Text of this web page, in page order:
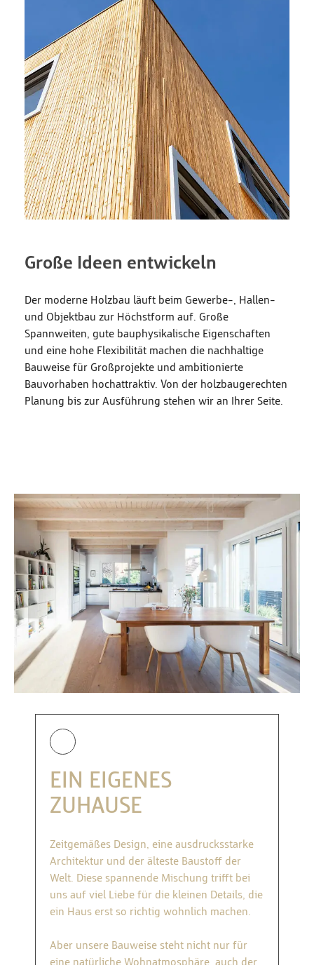
Große Ideen entwickeln
Der moderne Holzbau läuft beim Gewerbe-, Hallen-
und Objektbau zur Höchstform auf. Große
Spannweiten, gute bauphysikalische Eigenschaften
und eine hohe Flexibilität machen die nachhaltige
Bauweise für Großprojekte und ambitionierte
Bauvorhaben hochattraktiv. Von der holzbaugerechten
Planung bis zur Ausführung stehen wir an Ihrer Seite.
EIN EIGENES
ZUHAUSE
Zeitgemäßes Design, eine ausdrucksstarke
Architektur und der älteste Baustoff der
Welt. Diese spannende Mischung trifft bei
uns auf viel Liebe für die kleinen Details, die
ein Haus erst so richtig wohnlich machen.
Aber unsere Bauweise steht nicht nur für
eine natürliche Wohnatmosphäre, auch der